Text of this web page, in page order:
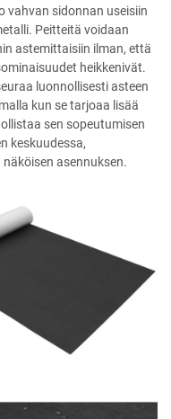
vahvan sidonnan useisiin
Peitteitä voidaan
astemittaisiin ilman, että
heikkenivät.
luonnollisesti asteen
kun se tarjoaa lisää
sen sopeutumisen
keskuudessa,
asennuksen.